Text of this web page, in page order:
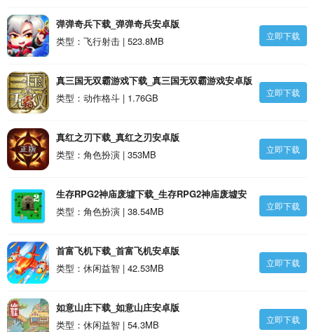
弹弹奇兵下载_弹弹奇兵安卓版
类型：飞行射击 | 523.8MB
立即下载
真三国无双霸游戏下载_真三国无双霸游戏安卓版
类型：动作格斗 | 1.76GB
立即下载
真红之刃下载_真红之刃安卓版
类型：角色扮演 | 353MB
立即下载
生存RPG2神庙废墟下载_生存RPG2神庙废墟安
卓版
类型：角色扮演 | 38.54MB 立即下载
首富飞机下载_首富飞机安卓版
类型：休闲益智 | 42.53MB
立即下载
如意山庄下载_如意山庄安卓版
类型：休闲益智 | 54.3MB
立即下载